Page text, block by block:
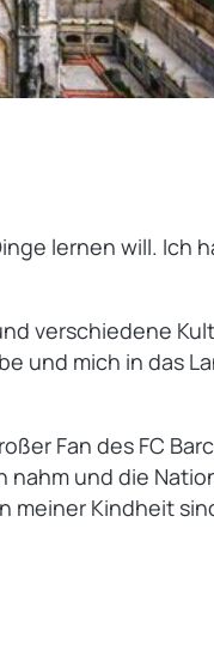
lernen will. Ich
verschiedene
und mich in das
Fan des FC
nahm und die
meiner Kindheit